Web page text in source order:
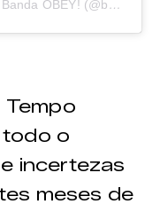
Uma publicação compartilhada por Banda OBEY! (@bandaobey)
o
incertezas
meses de